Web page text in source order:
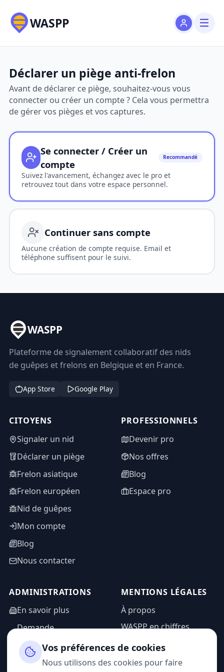
WASPP
Déclarer un piège anti-frelon
Avant de déclarer ce piège, souhaitez-vous vous
connecter ou créer un compte ? Cela vous permettra
de gérer vos pièges et vos captures.
Se connecter / Créer un
compte
Recommandé
Suivez l'avancement, échangez avec le pro et
retrouvez tout dans votre espace personnel.
Continuer sans compte
Aucune création de compte requise. Email et
téléphone suffisent pour le suivi.
WASPP
Plateforme de signalement collaboratif des nids
de guêpes et frelons en Belgique et en France.
App Store Google Play
CITOYENS
Signaler un nid
Déclarer un piège
Frelon asiatique
Frelon européen
Nid de guêpes
Mon compte
Blog
Nous contacter
PROFESSIONNELS
Devenir pro
Nos offres
Blog
Espace pro
ADMINISTRATIONS
En savoir plus
Demande
d'information
Espace admin
MENTIONS LÉGALES
À propos
WASPP en chiffres
Mentions légales
Politique de
Vos préférences de cookies
Nous utilisons des cookies pour faire